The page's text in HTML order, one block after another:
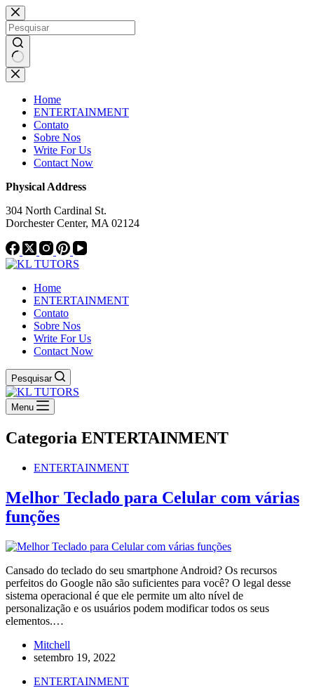
Pular
para
o
conteúdo
Sem
resultados
Home
ENTERTAINMENT
Contato
Sobre Nos
Write For Us
Contact Now
Physical Address
304 North Cardinal St.
Dorchester Center, MA 02124
Home
ENTERTAINMENT
Contato
Sobre Nos
Write For Us
Contact Now
Pesquisar
Menu
Categoria ENTERTAINMENT
ENTERTAINMENT
Melhor Teclado para Celular com várias
funções
Cansado do teclado do seu smartphone Android? Os recursos
perfeitos do Google não são suficientes para você? O legal desse
sistema operacional é que ele permite um alto nível de
personalização e os usuários podem modificar todos os seus
elementos.…
Mitchell
setembro 19, 2022
ENTERTAINMENT
Notice:This website publishes
content from paid authors. Due to
limitations, daily monitoring of all
material cannot be ensured. The
owner does not endorse or support
illegal services, including betting,
casinos, gambling, or CBD.